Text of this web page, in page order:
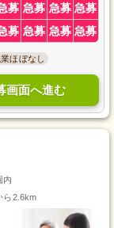
募 急募 急募 急募
募 急募 急募 急募
ほぼなし
画面へ進む
内
ら2.6km